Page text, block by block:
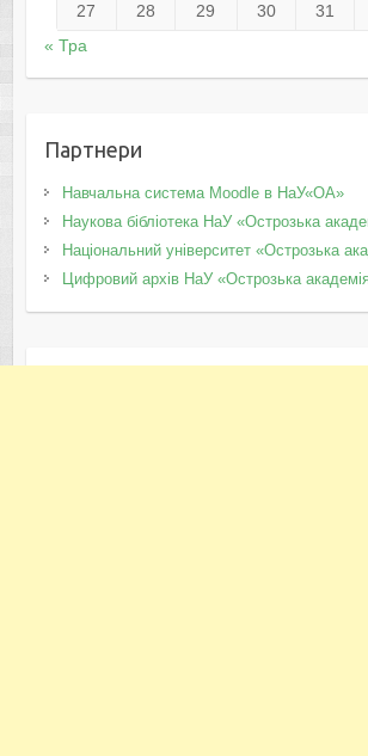
27 28 29 30
31
« Тра
Партнери
Навчальна система Moodle в НаУ«ОА»
Наукова бібліотека НаУ «Острозька
Національний університет «Острозька
Цифровий архів НаУ «Острозька